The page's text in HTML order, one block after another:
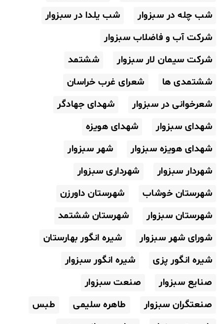
شب چله در سبزوار
شب یلدا در سبزوار
شرکت آب و فاضلاب سبزوار
شرکت سیمان لار سبزوار
ششتمد
ششتمدی ها
شعرای غرب خراسان
شعرخوانی در سبزوار
شهدای جهادگر
شهدای سبزوار
شهدای هویزه
شهدای هویزه سبزوار
شهر سبزوار
شهردار سبزوار
شهرداری سبزوار
شهرستان خوشاب
شهرستان داورزن
شهرستان سبزوار
شهرستان ششتمد
شورای شهر سبزوار
شیره انگور بهارستان
شیره انگور پزی
شیره انگور سبزوار
صنایع سبزوار
صنعت سبزوار
صنعتگران سبزوار
طاهره سلیمی
طبس